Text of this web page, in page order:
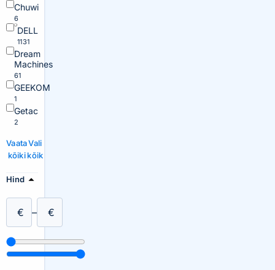
Chuwi
6
DELL
1131
Dream
Machines
61
GEEKOM
1
Getac
2
Vaata
kõiki
Vali
kõik
Hind
€ – €